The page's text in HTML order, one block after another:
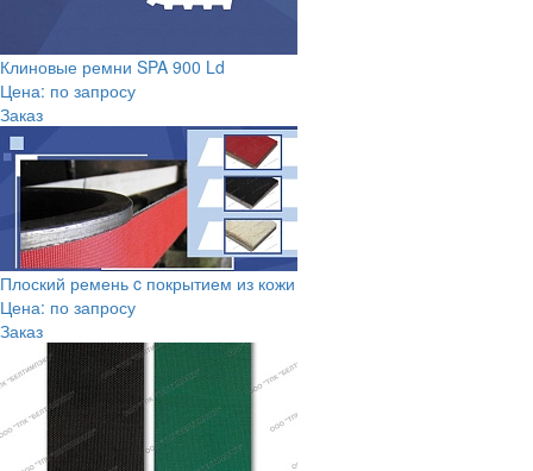
Клиновые ремни SPA 900 Ld
Цена: по запросу
Заказ
Плоский ремень c покрытием из кожи
Цена: по запросу
Заказ